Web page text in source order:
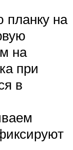
планку на
на
при
в